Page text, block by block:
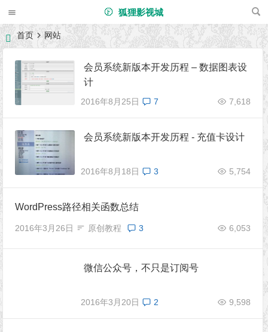
狐狸影视城
首页 网站
会员系统新版本开发历程 – 数据图表设
计
2016年8月25日 7,618
7
会员系统新版本开发历程 - 充值卡设计
2016年8月18日 5,754
3
WordPress路径相关函数总结
2016年3月26日 原创教程 6,053
3
微信公众号，不只是订阅号
2016年3月20日 9,598
2